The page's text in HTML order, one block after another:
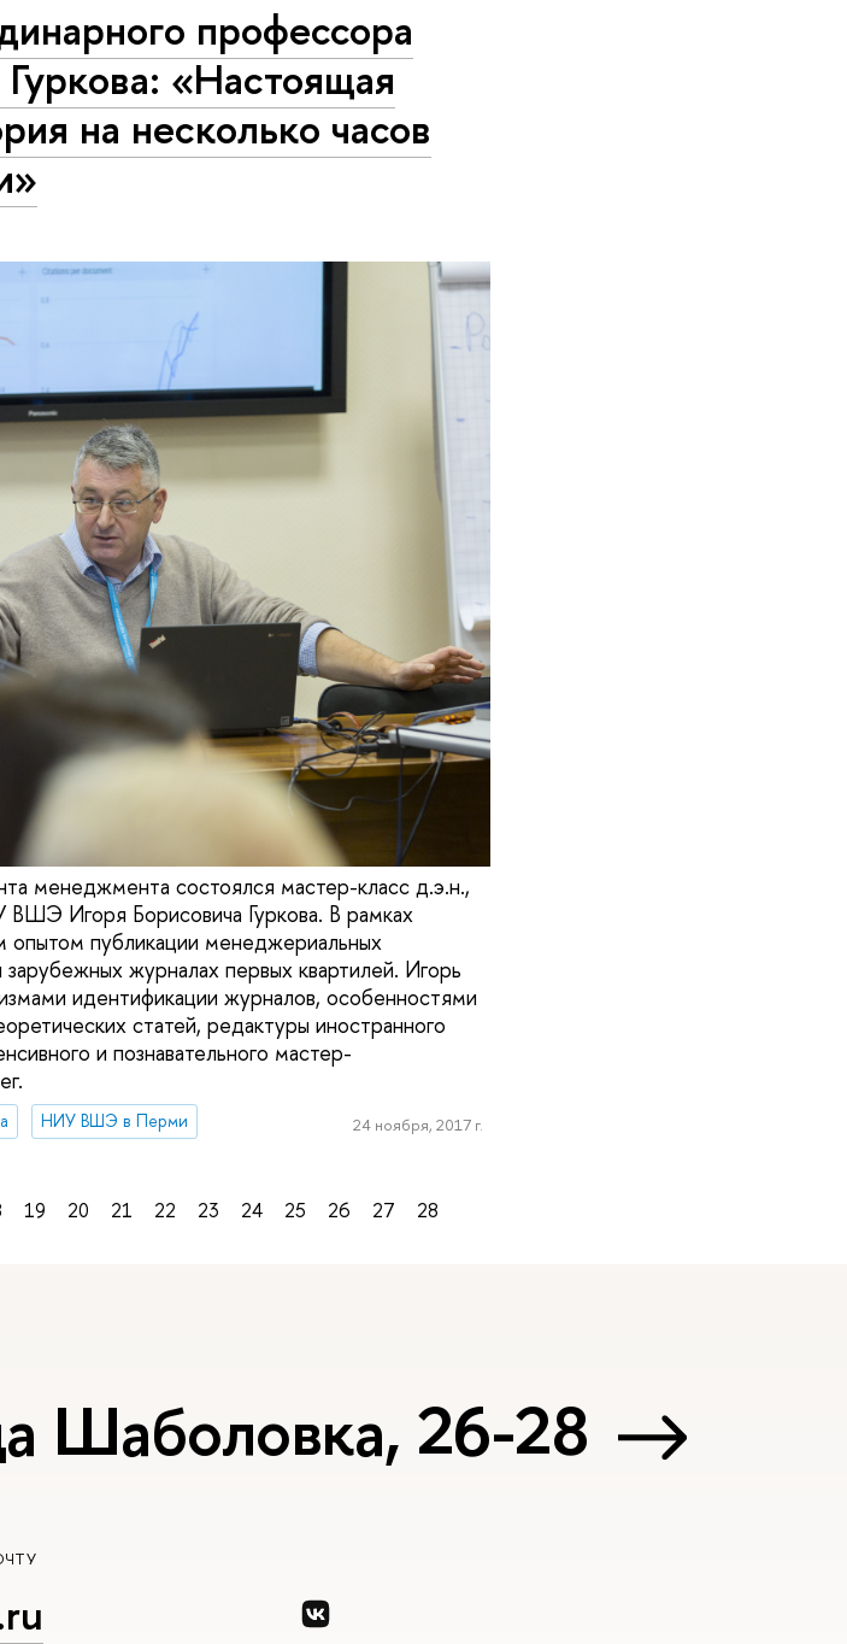
профессора
«Настоящая
на несколько часов
менеджмента состоялся мастер-класс д.э.н.,
Игоря Борисовича Гуркова. В рамках
опытом публикации менеджериальных
журналах первых квартилей. Игорь
идентификации журналов, особенностями
статей, редактуры иностранного
и познавательного мастер-
НИУ ВШЭ в Перми 24 ноября, 2017 г.
19 20 21 22 23 24 25 26 27
28
Шаболовка, 26-28